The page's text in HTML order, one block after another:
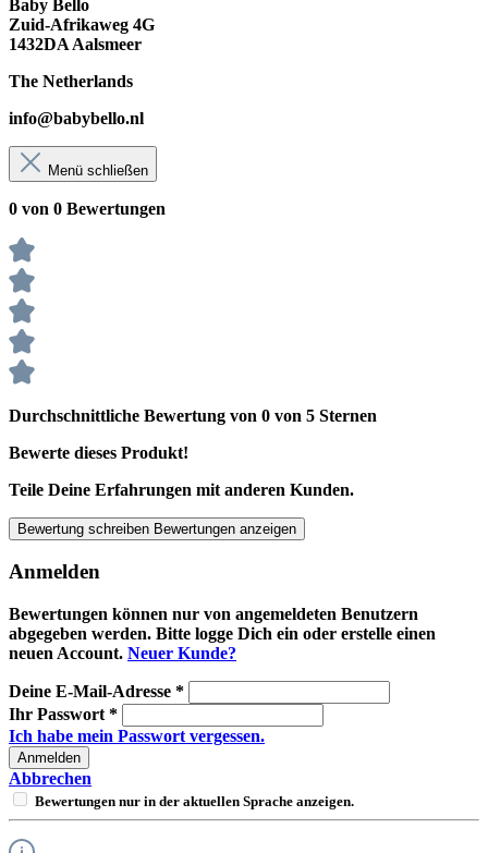
Baby Bello
Zuid-Afrikaweg 4G
1432DA Aalsmeer
The Netherlands
info@babybello.nl
Menü schließen
0 von 0 Bewertungen
Durchschnittliche Bewertung von 0 von 5 Sternen
Bewerte dieses Produkt!
Teile Deine Erfahrungen mit anderen Kunden.
Bewertung schreiben Bewertungen anzeigen
Anmelden
Bewertungen können nur von angemeldeten Benutzern
abgegeben werden. Bitte logge Dich ein oder erstelle einen
neuen Account. Neuer Kunde?
Deine E-Mail-Adresse *
Ihr Passwort *
Ich habe mein Passwort vergessen.
Anmelden
Abbrechen
Bewertungen nur in der aktuellen Sprache anzeigen.